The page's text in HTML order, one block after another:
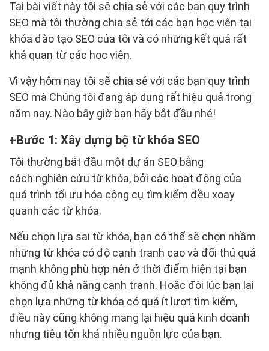
Tại bài viết này tôi sẽ chia sẻ với các bạn quy trình
SEO mà tôi thường chia sẻ tới các bạn học viên tại
khóa đào tạo SEO của tôi và có những kết quả rất
khả quan từ các học viên.
Vì vậy hôm nay tôi sẽ chia sẻ với các bạn quy trình
SEO mà Chúng tôi đang áp dụng rất hiệu quả trong
năm nay. Nào bây giờ bạn hãy bắt đầu nhé!
Bước 1: Xây dựng bộ từ khóa SEO
Tôi thường bắt đầu một dự án SEO bằng
cách nghiên cứu từ khóa, bởi các hoạt động của
quá trình tối ưu hóa công cụ tìm kiếm đều xoay
quanh các từ khóa.
Nếu chọn lựa sai từ khóa, bạn có thể sẽ chọn nhầm
những từ khóa có độ cạnh tranh cao và đối thủ quá
mạnh không phù hợp nên ở thời điểm hiện tại bạn
không đủ khả năng cạnh tranh. Hoặc đôi lúc bạn lại
chọn lựa những từ khóa có quá ít lượt tìm kiếm,
điều này cũng không mang lại hiệu quả kinh doanh
nhưng tiêu tốn khá nhiều nguồn lực của bạn.